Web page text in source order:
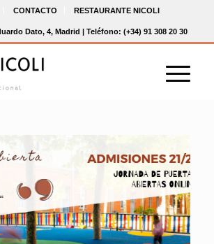
CONTACTO RESTAURANTE NICOLI
Dato, 4, Madrid | Teléfono: (+34) 91 308 20 30